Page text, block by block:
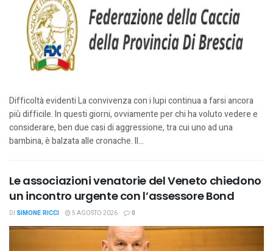
Difficoltà evidenti La convivenza con i lupi continua a farsi ancora
più difficile. In questi giorni, ovviamente per chi ha voluto vedere e
considerare, ben due casi di aggressione, tra cui uno ad una
bambina, è balzata alle cronache. Il...
Le associazioni venatorie del Veneto chiedono
un incontro urgente con l’assessore Bond
DI SIMONE RICCI 5 AGOSTO 2026 0